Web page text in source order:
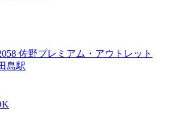
佐野プレミアム・アウトレット
島駅